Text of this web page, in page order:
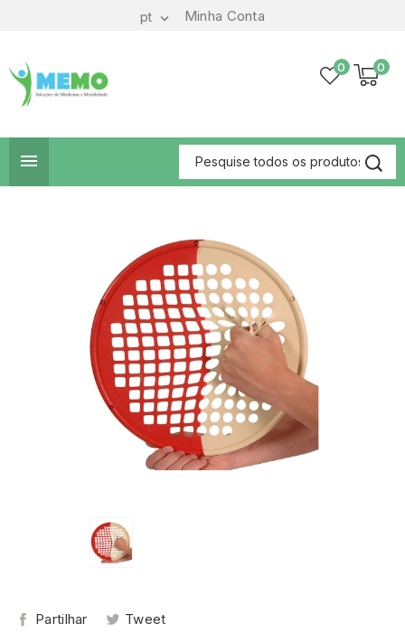
Minha Conta
pt 
0
0

Partilhar Tweet